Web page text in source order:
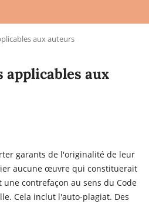
aux auteurs
applicables aux
garants de l'originalité de leur
aucune œuvre qui constituerait
contrefaçon au sens du Code
Cela inclut l'auto-plagiat. Des